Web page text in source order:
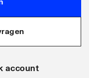
account